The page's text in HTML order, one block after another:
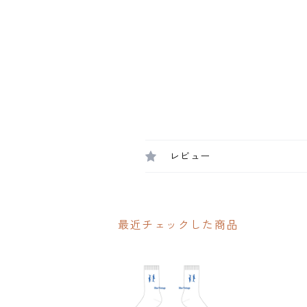
レビュー
最近チェックした商品